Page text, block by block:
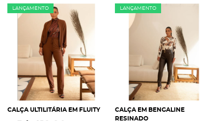
LANÇAMENTO
CALÇA ULTILITÁRIA EM FLUITY
LANÇAMENTO
CALÇA EM BENGALINE
RESINADO